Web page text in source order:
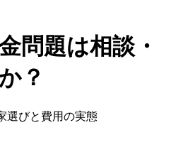
問題は相談・
？
選びと費用の実態